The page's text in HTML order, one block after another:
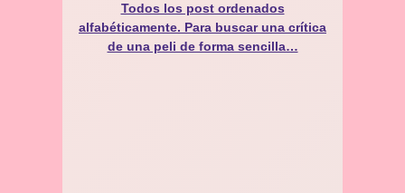
Todos los post ordenados
alfabéticamente. Para buscar una crítica
de una peli de forma sencilla…